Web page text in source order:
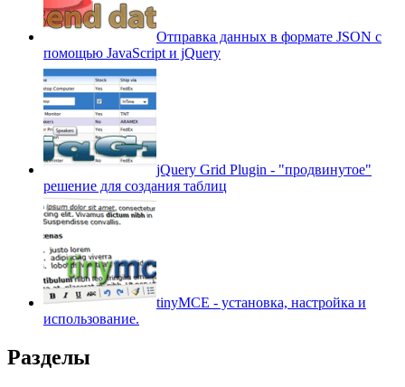
Отправка данных в формате JSON с
помощью JavaScript и jQuery
jQuery Grid Plugin - "продвинутое"
решение для создания таблиц
tinyMCE - установка, настройка и
использование.
Разделы